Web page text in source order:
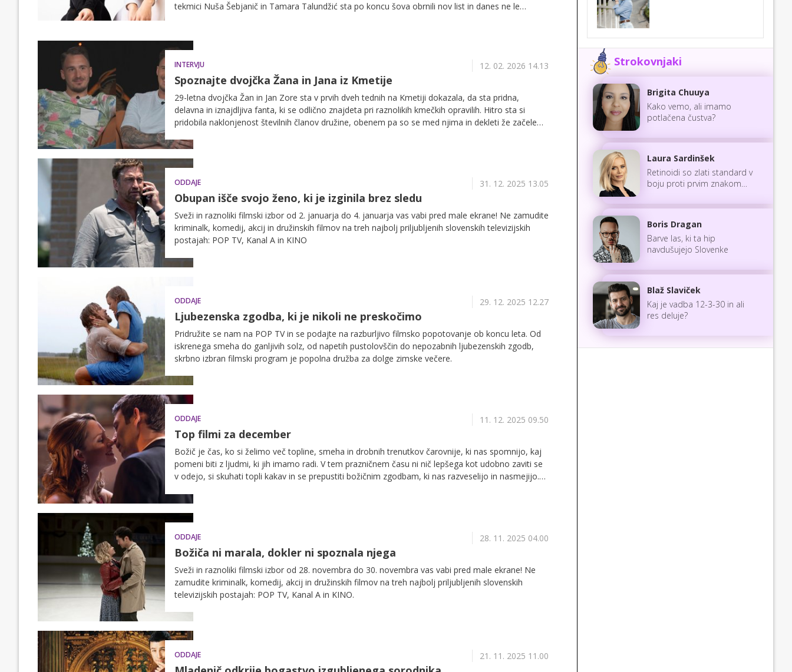
tekmici Nuša Šebjanič in Tamara Talundžić sta po koncu šova obrnili nov list in danes ne le
INTERVJU 12. 02. 2026 14.13
Spoznajte dvojčka Žana in Jana iz Kmetije
29-letna dvojčka Žan in Jan Zore sta v prvih dveh tednih na Kmetiji dokazala, da sta pridna,
delavna in iznajdljiva fanta, ki se odlično znajdeta pri raznolikih kmečkih opravilih. Hitro sta si
pridobila naklonjenost številnih članov družine, obenem pa so se med njima in dekleti že začele
ODDAJE 31. 12. 2025 13.05
Obupan išče svojo ženo, ki je izginila brez sledu
Sveži in raznoliki filmski izbor od 2. januarja do 4. januarja vas vabi pred male ekrane! Ne zamudite
kriminalk, komedij, akcij in družinskih filmov na treh najbolj priljubljenih slovenskih televizijskih
postajah: POP TV, Kanal A in KINO
ODDAJE 29. 12. 2025 12.27
Ljubezenska zgodba, ki je nikoli ne preskočimo
Pridružite se nam na POP TV in se podajte na razburljivo filmsko popotovanje ob koncu leta. Od
iskrenega smeha do ganljivih solz, od napetih pustolovščin do nepozabnih ljubezenskih zgodb,
skrbno izbran filmski program je popolna družba za dolge zimske večere.
ODDAJE 11. 12. 2025 09.50
Top filmi za december
Božič je čas, ko si želimo več topline, smeha in drobnih trenutkov čarovnije, ki nas spomnijo, kaj
pomeni biti z ljudmi, ki jih imamo radi. V tem prazničnem času ni nič lepšega kot udobno zaviti se
v odejo, si skuhati topli kakav in se prepustiti božičnim zgodbam, ki nas razveselijo in nasmejijo.
VOYO.
ODDAJE 28. 11. 2025 04.00
Božiča ni marala, dokler ni spoznala njega
Sveži in raznoliki filmski izbor od 28. novembra do 30. novembra vas vabi pred male ekrane! Ne
zamudite kriminalk, komedij, akcij in družinskih filmov na treh najbolj priljubljenih slovenskih
televizijskih postajah: POP TV, Kanal A in KINO.
ODDAJE 21. 11. 2025 11.00
Strokovnjaki
Brigita Chuuya
Kako vemo, ali imamo
potlačena čustva?
Laura Sardinšek
Retinoidi so zlati standard v
boju proti prvim znakom
Boris Dragan
Barve las, ki ta hip
navdušujejo Slovenke
Blaž Slaviček
Kaj je vadba 12-3-30 in ali
res deluje?